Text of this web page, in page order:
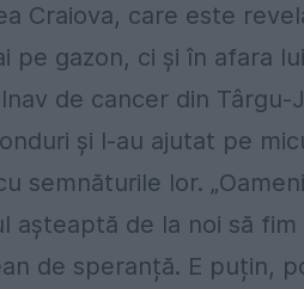
Craiova, care este
pe gazon, ci și în afara
de cancer din Târgu-
şi l-au ajutat pe
semnăturile lor.
așteaptă de la noi să
de speranță. E puțin,